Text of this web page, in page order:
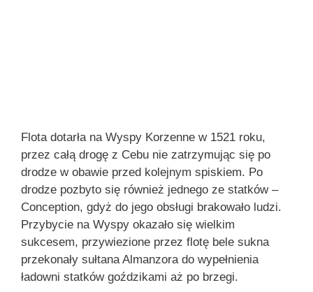
Flota dotarła na Wyspy Korzenne w 1521 roku,
przez całą drogę z Cebu nie zatrzymując się po
drodze w obawie przed kolejnym spiskiem. Po
drodze pozbyto się również jednego ze statków –
Conception, gdyż do jego obsługi brakowało ludzi.
Przybycie na Wyspy okazało się wielkim
sukcesem, przywiezione przez flotę bele sukna
przekonały sułtana Almanzora do wypełnienia
ładowni statków goździkami aż po brzegi.